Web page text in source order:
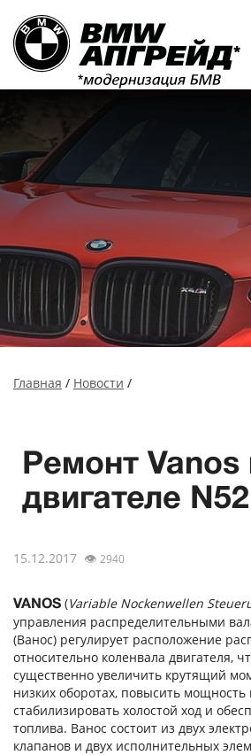
Главная / Новости /
Ремонт Vanos
двигателе N52
15.12.2017 👁 2940
VANOS (Variable Nockenwellen
управления распределительными
(Ванос) регулирует расположение
относительно коленвала двигателя,
существенно увеличить крутящий
низких оборотах, повысить мощность
стабилизировать холостой ход и
топлива. Ванос состоит из двух
клапанов и двух исполнительных